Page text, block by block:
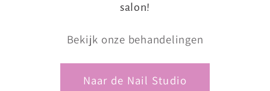
salon!
Bekijk onze behandelingen
Naar de Nail Studio